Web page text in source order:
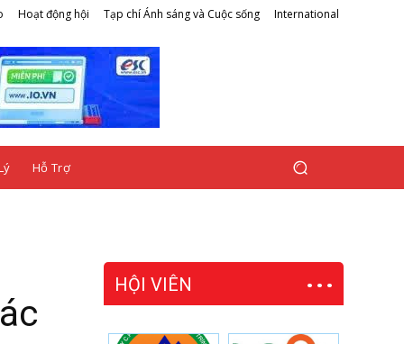
Hoạt động hội Tạp chí Ánh sáng và Cuộc sống International
Hỗ Trợ
HỘI VIÊN